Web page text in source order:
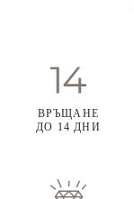
ВРЪЩАНЕ
ДО 14 ДНИ